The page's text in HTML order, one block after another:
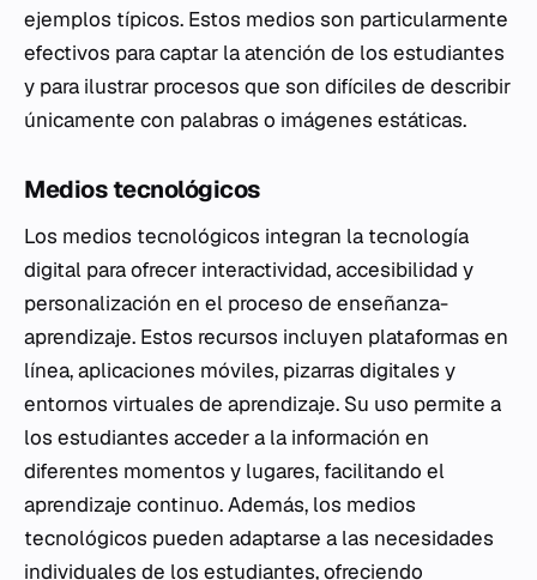
ejemplos típicos. Estos medios son particularmente
efectivos para captar la atención de los estudiantes
y para ilustrar procesos que son difíciles de describir
únicamente con palabras o imágenes estáticas.
Medios tecnológicos
Los medios tecnológicos integran la tecnología
digital para ofrecer interactividad, accesibilidad y
personalización en el proceso de enseñanza-
aprendizaje. Estos recursos incluyen plataformas en
línea, aplicaciones móviles, pizarras digitales y
entornos virtuales de aprendizaje. Su uso permite a
los estudiantes acceder a la información en
diferentes momentos y lugares, facilitando el
aprendizaje continuo. Además, los medios
tecnológicos pueden adaptarse a las necesidades
individuales de los estudiantes, ofreciendo